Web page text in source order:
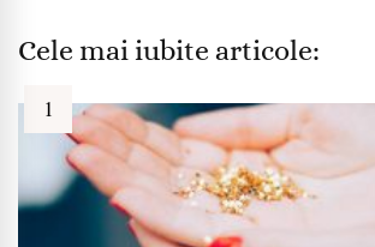
Cele mai iubite articole: